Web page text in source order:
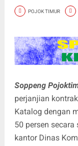
POJOK TIMUR
Soppeng
perjanjian
Katalog dengan
50 persen
kantor Dinas